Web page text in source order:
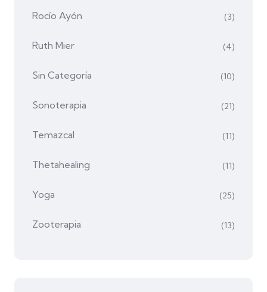
Rocío Ayón (3)
Ruth Mier (4)
Sin Categoría (10)
Sonoterapia (21)
Temazcal (11)
Thetahealing (11)
Yoga (25)
Zooterapia (13)